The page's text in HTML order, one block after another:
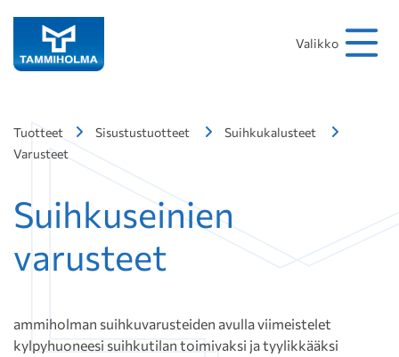
Valikko
Tuotteet Sisustustuotteet
Suihkukalusteet
Varusteet
Suihkuseinien
varusteet
ammiholman suihkuvarusteiden avulla viimeistelet
kylpyhuoneesi suihkutilan toimivaksi ja tyylikkääksi